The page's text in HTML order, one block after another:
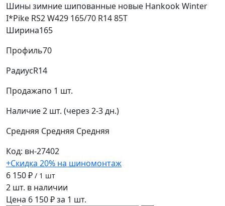
Шины зимние шипованные новые Hankook Winter
I*Pike RS2 W429 165/70 R14 85T
Ширина165
Профиль70
РадиусR14
Продажапо 1 шт.
Наличие2 шт. (через 2-3 дн.)
Средняя Средняя Средняя
Код: вн-27402
+Скидка 20% на шиномонтаж
6 150 ₽ / 1 шт
2 шт. в наличии
Цена 6 150 ₽ за 1 шт.